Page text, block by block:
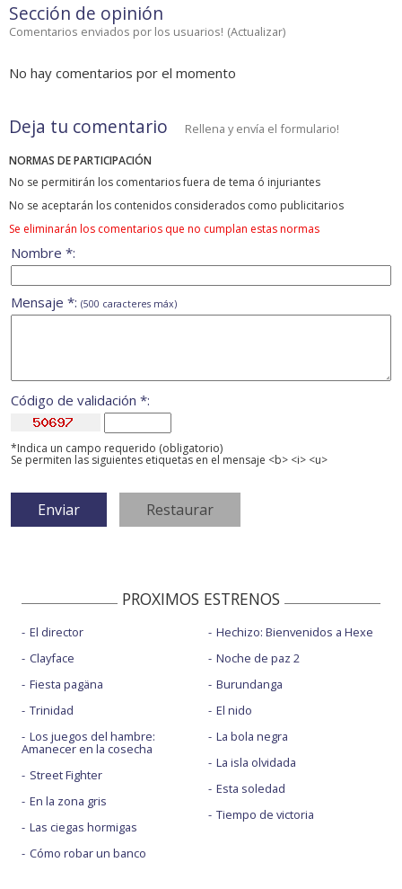
Sección de opinión
Comentarios enviados por los usuarios! (Actualizar)
No hay comentarios por el momento
Deja tu comentario Rellena y envía el formulario!
NORMAS DE PARTICIPACIÓN
No se permitirán los comentarios fuera de tema ó injuriantes
No se aceptarán los contenidos considerados como publicitarios
Se eliminarán los comentarios que no cumplan estas normas
Nombre *:
Mensaje *: (500 caracteres máx)
Código de validación *:
*Indica un campo requerido (obligatorio)
Se permiten las siguientes etiquetas en el mensaje <b> <i> <u>
PROXIMOS ESTRENOS
El director
Clayface
Fiesta pagäna
Trinidad
Los juegos del hambre:
Amanecer en la cosecha
Street Fighter
En la zona gris
Las ciegas hormigas
Cómo robar un banco
Hechizo: Bienvenidos a Hexe
Noche de paz 2
Burundanga
El nido
La bola negra
La isla olvidada
Esta soledad
Tiempo de victoria